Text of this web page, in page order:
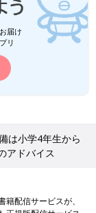
届け
リ
は小学4年生から
アドバイス
配信サービスが、